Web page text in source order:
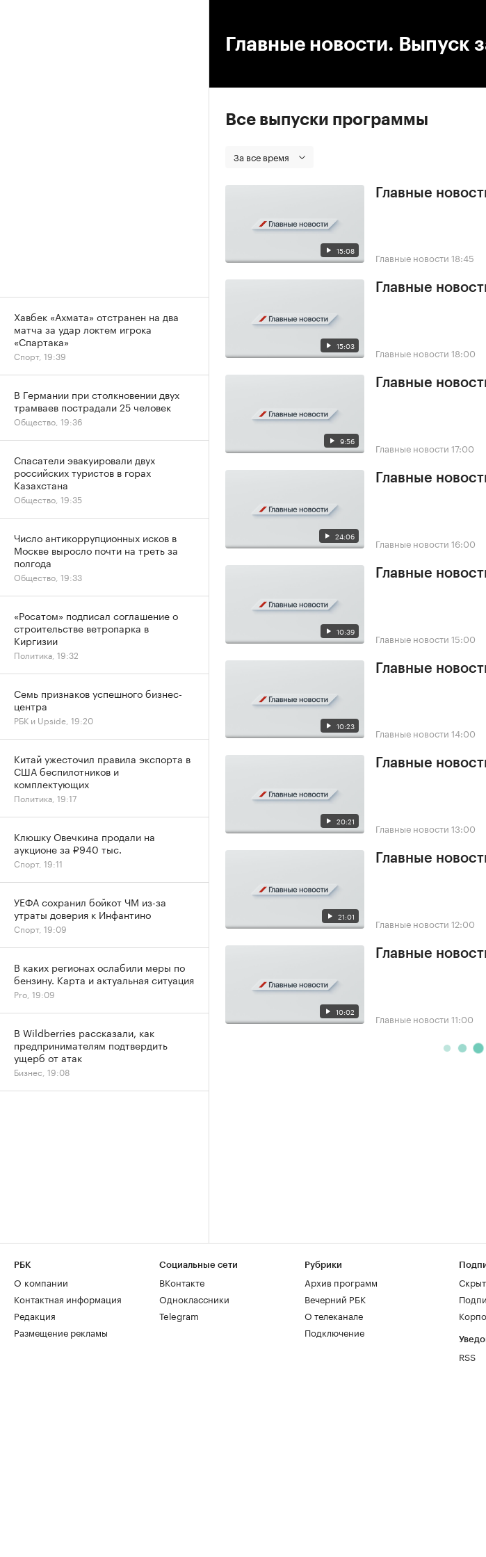
Главные новости. Выпуск
Все выпуски программы
За все время
15:08
Главные
Главные новости 18:45
15:03
Главные
Главные новости 18:00
9:56
Главные
Главные новости 17:00
24:06
Главные
Главные новости 16:00
10:39
Главные
Главные новости 15:00
10:23
Главные
Главные новости 14:00
20:21
Главные
Главные новости 13:00
21:01
Главные
Главные новости 12:00
10:02
Главные
Главные новости 11:00
Хавбек «Ахмата» отстранен на два
матча за удар локтем игрока
«Спартака»
Спорт, 19:39
В Германии при столкновении двух
трамваев пострадали 25 человек
Общество, 19:36
Спасатели эвакуировали двух
российских туристов в горах
Казахстана
Общество, 19:35
Число антикоррупционных исков в
Москве выросло почти на треть за
полгода
Общество, 19:33
«Росатом» подписал соглашение о
строительстве ветропарка в
Киргизии
Политика, 19:32
Семь признаков успешного бизнес-
центра
РБК и Upside, 19:20
Китай ужесточил правила экспорта в
США беспилотников и
комплектующих
Политика, 19:17
Клюшку Овечкина продали на
аукционе за ₽940 тыс.
Спорт, 19:11
УЕФА сохранил бойкот ЧМ из-за
утраты доверия к Инфантино
Спорт, 19:09
В каких регионах ослабили меры по
бензину. Карта и актуальная ситуация
Pro, 19:09
В Wildberries рассказали, как
предпринимателям подтвердить
ущерб от атак
Бизнес, 19:08
РБК
О компании
Контактная информация
Редакция
Размещение рекламы
Социальные сети
ВКонтакте
Одноклассники
Telegram
Рубрики
Архив программ
Вечерний РБК
О телеканале
Подключение
RSS